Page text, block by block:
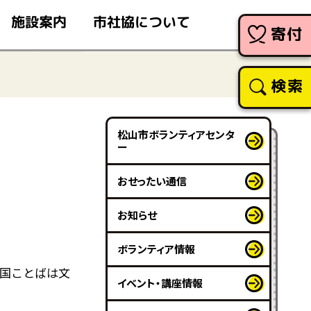
施設案内 市社協について
寄付
検索
ことばは文
松山市ボランティアセンタ
ー
おせったい通信
お知らせ
ボランティア情報
イベント・講座情報